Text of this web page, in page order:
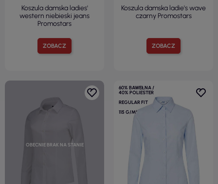
ZOBACZ
Koszula damska ladies'
western niebieski jeans
Promostars
ZOBACZ
Koszula damska ladie's wave
czarny Promostars
OBECNIE BRAK NA STANIE
60% BAWEŁNA /
40% POLIESTER
REGULAR FIT
115 G/M²